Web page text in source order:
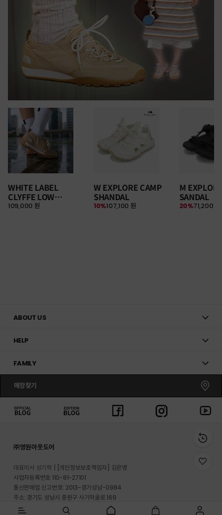
WHITE LABEL
CLYFFE LOW
SNEAKERS
109,000 원
W EXPLORE CAMP
SHANDAL
107,100 원
10%
M
SANDAL
71,200 원
20%
ABOUT US
HELP
FAMILY
매장찾기
㈜영원아웃도어
대표이사 성기학
[개인정보보호책임자] 김은영
사업자등록번호 110-81-27101
통신판매업 신고번호: 2013-경기성남-0984
주소: 경기도 성남시 중원구 사기막골로 169
반송지 주소 : 경기도 이천시 마장면 프리미엄 아울렛로 33-20
위
이